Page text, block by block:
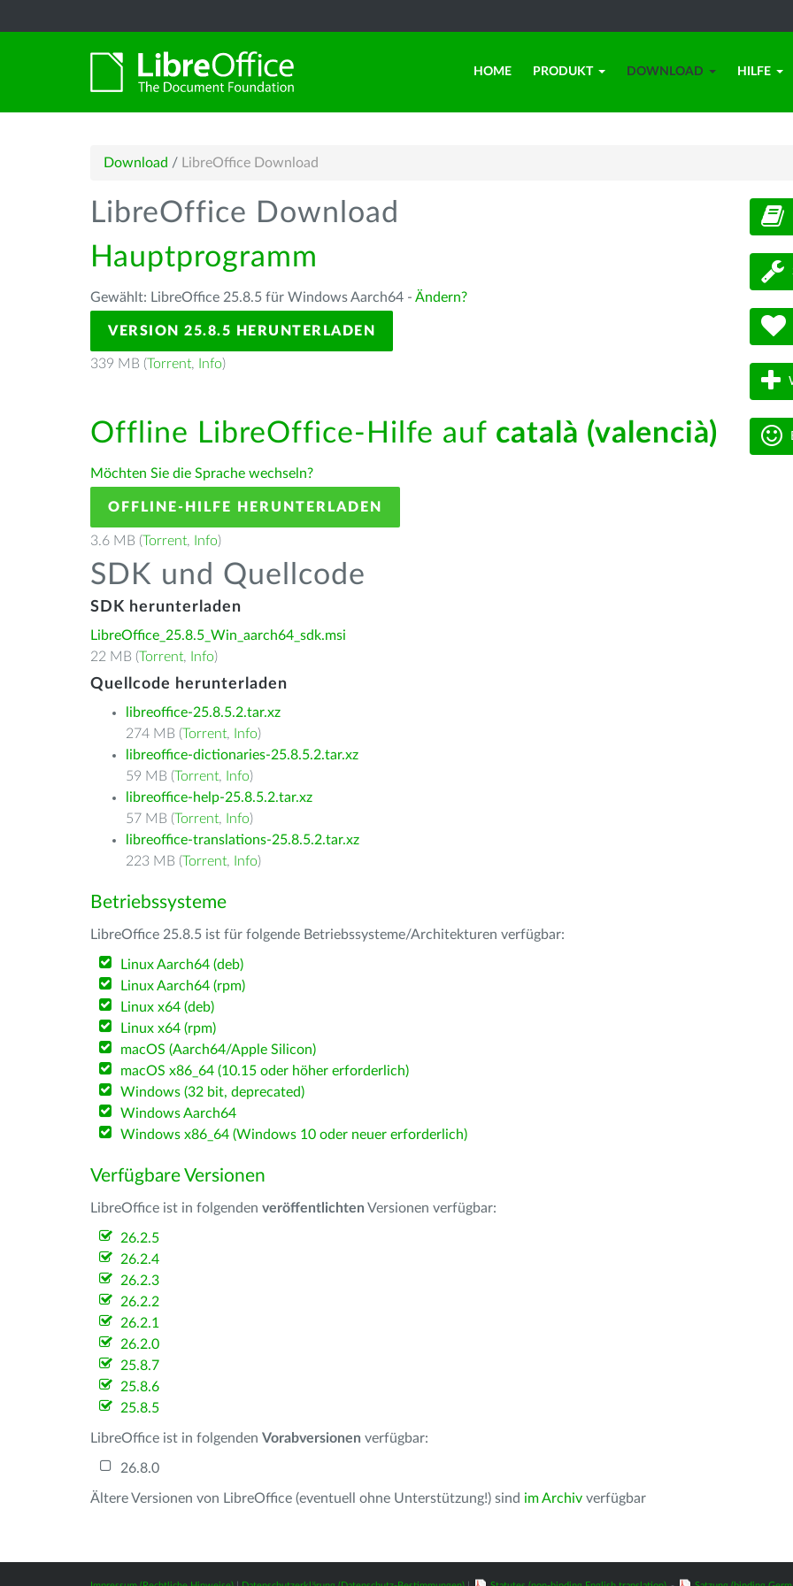
HOME PRODUKT DOWNLOAD HILFE
Download / LibreOffice Download
LibreOffice Download
Hauptprogramm
Gewählt: LibreOffice 25.8.5 für Windows Aarch64 - Ändern?
VERSION 25.8.5 HERUNTERLADEN
339 MB (Torrent, Info)
Offline LibreOffice-Hilfe auf català (valencià)
Möchten Sie die Sprache wechseln?
OFFLINE-HILFE HERUNTERLADEN
3.6 MB (Torrent, Info)
SDK und Quellcode
SDK herunterladen
LibreOffice_25.8.5_Win_aarch64_sdk.msi
22 MB (Torrent, Info)
Quellcode herunterladen
libreoffice-25.8.5.2.tar.xz
274 MB (Torrent, Info)
libreoffice-dictionaries-25.8.5.2.tar.xz
59 MB (Torrent, Info)
libreoffice-help-25.8.5.2.tar.xz
57 MB (Torrent, Info)
libreoffice-translations-25.8.5.2.tar.xz
223 MB (Torrent, Info)
Betriebssysteme
LibreOffice 25.8.5 ist für folgende Betriebssysteme/Architekturen verfügbar:
Linux Aarch64 (deb)
Linux Aarch64 (rpm)
Linux x64 (deb)
Linux x64 (rpm)
macOS (Aarch64/Apple Silicon)
macOS x86_64 (10.15 oder höher erforderlich)
Windows (32 bit, deprecated)
Windows Aarch64
Windows x86_64 (Windows 10 oder neuer erforderlich)
Verfügbare Versionen
LibreOffice ist in folgenden veröffentlichten Versionen verfügbar:
26.2.5
26.2.4
26.2.3
26.2.2
26.2.1
26.2.0
25.8.7
25.8.6
25.8.5
LibreOffice ist in folgenden Vorabversionen verfügbar:
26.8.0
Ältere Versionen von LibreOffice (eventuell ohne Unterstützung!) sind im Archiv verfügbar